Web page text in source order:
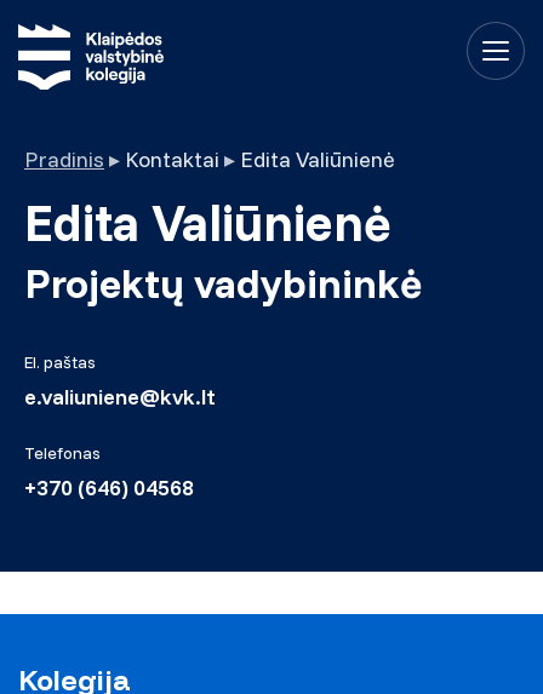
Pradinis ▸ Kontaktai ▸ Edita Valiūnienė
Edita Valiūnienė
Projektų vadybininkė
El. paštas
e.valiuniene@kvk.lt
Telefonas
+370 (646) 04568
Kolegija